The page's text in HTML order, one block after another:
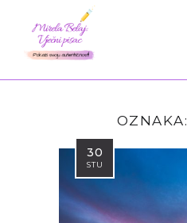
OZNAKA:
30
STU